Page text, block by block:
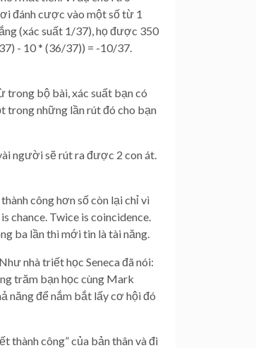
đánh cược vào một số từ 1
(xác suất 1/37), họ được 350
- 10 * (36/37)) = -10/37.
trong bộ bài, xác suất bạn có
trong những lần rút đó cho bạn
người sẽ rút ra được 2 con át.
công hơn số còn lại chỉ vì
chance. Twice is coincidence.
ba lần thì mới tin là tài năng.
nhà triết học Seneca đã nói:
trăm bạn học cùng Mark
năng để nắm bắt lấy cơ hội đó
thành công” của bản thân và đi